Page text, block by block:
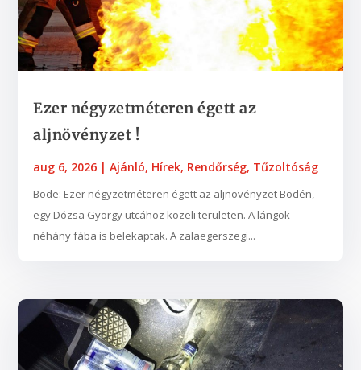
Ezer négyzetméteren égett az
aljnövényzet !
aug 6, 2026 |Ajánló, Hírek, Rendőrség, Tűzoltóság
Böde: Ezer négyzetméteren égett az aljnövényzet Bödén,
egy Dózsa György utcához közeli területen. A lángok
néhány fába is belekaptak. A zalaegerszegi...